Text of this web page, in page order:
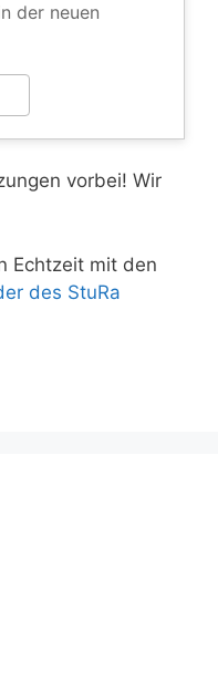
der neuen
vorbei! Wir
Echtzeit mit den
des StuRa